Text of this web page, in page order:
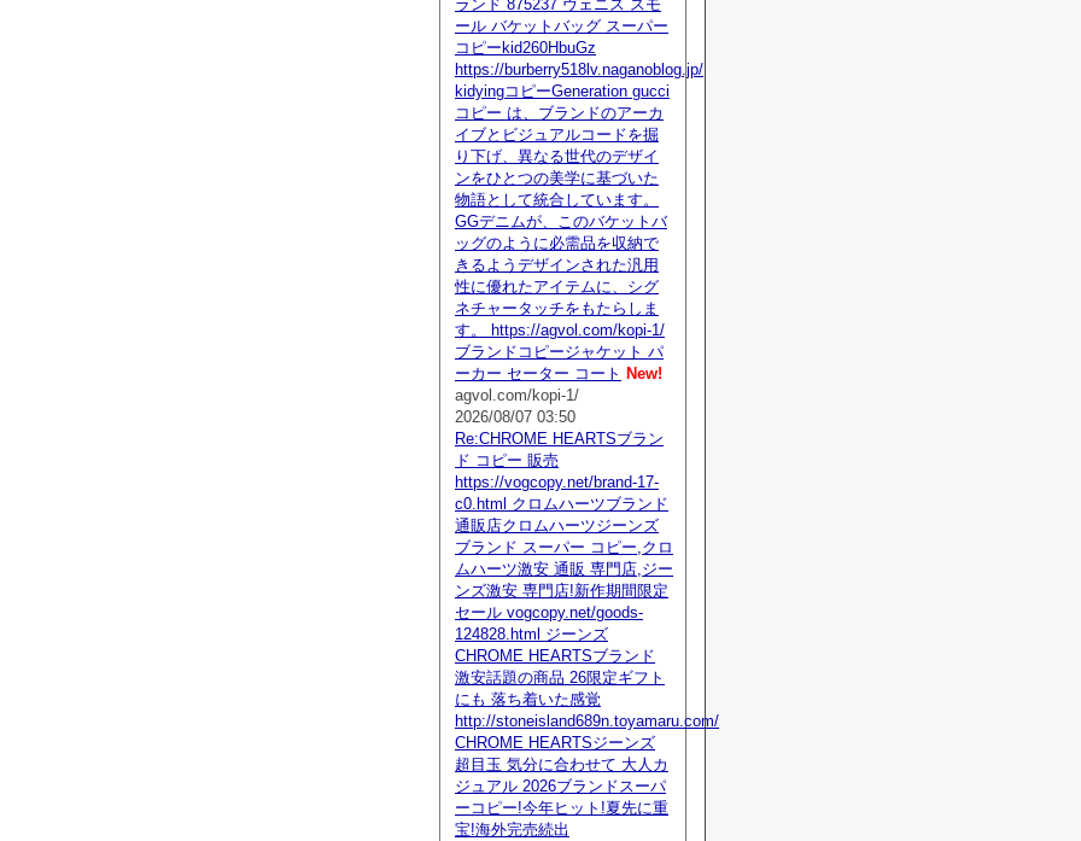
ランド 875237 ヴェニス スモ
ール バケットバッグ スーパー
コピーkid260HbuGz
https://burberry518lv.naganoblog.jp/
kidyingコピーGeneration gucci
コピー は、ブランドのアーカ
イブとビジュアルコードを掘
り下げ、異なる世代のデザイ
ンをひとつの美学に基づいた
物語として統合しています。
GGデニムが、このバケットバ
ッグのように必需品を収納で
きるようデザインされた汎用
性に優れたアイテムに、シグ
ネチャータッチをもたらしま
す。 https://agvol.com/kopi-1/
ブランドコピージャケット パ
ーカー セーター コート New!
agvol.com/kopi-1/
2026/08/07 03:50
Re:CHROME HEARTSブラン
ド コピー 販売
https://vogcopy.net/brand-17-
c0.html クロムハーツブランド
通販店クロムハーツジーンズ
ブランド スーパー コピー,クロ
ムハーツ激安 通販 専門店,ジー
ンズ激安 専門店!新作期間限定
セール vogcopy.net/goods-
124828.html ジーンズ
CHROME HEARTSブランド
激安話題の商品 26限定ギフト
にも 落ち着いた感覚
http://stoneisland689n.toyamaru.com/
CHROME HEARTSジーンズ
超目玉 気分に合わせて 大人カ
ジュアル 2026ブランドスーパ
ーコピー!今年ヒット!夏先に重
宝!海外完売続出